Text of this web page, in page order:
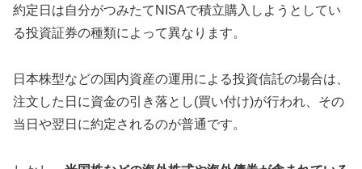
約定日は自分がつみたてNISAで積立購入しようとしてい
る投資証券の種類によって異なります。
日本株型などの国内資産の運用による投資信託の場合は、
注文した日に資金の引き落とし(買い付け)が行われ、その
当日や翌日に約定されるのが普通です。